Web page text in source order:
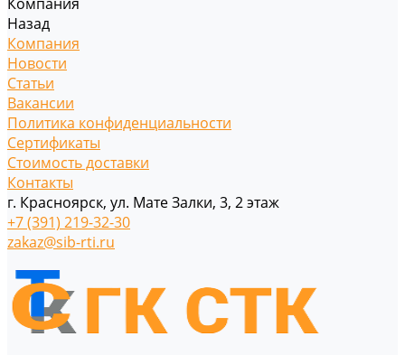
Назад
Компания
Новости
Статьи
Вакансии
Политика конфиденциальности
Сертификаты
Стоимость доставки
Контакты
г. Красноярск, ул. Мате Залки, 3, 2 этаж
+7 (391) 219-32-30
zakaz@sib-rti.ru